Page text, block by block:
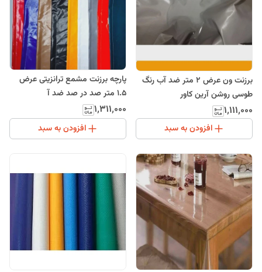
برزنت ون عرض 2 متر ضد آب رنگ
طوسی روشن آرین کاور
۱٬۱۱۱٬۰۰۰
افزودن به سبد
پارچه برزنت مشمع ترانزیتی عرض
1.5 متر صد در صد ضد آ
۱٬۳۱۱٬۰۰۰
افزودن به سبد